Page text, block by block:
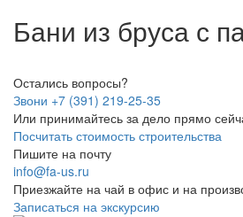
Бани из бруса с
Остались вопросы?
Звони +7 (391) 219-25-35
Или принимайтесь за дело прямо
Посчитать стоимость строительства
Пишите на почту
info@fa-us.ru
Приезжайте на чай в офис и на
Записаться на экскурсию